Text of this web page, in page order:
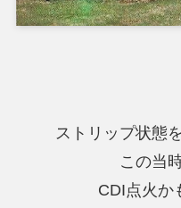
ストリップ状態
この当
CDI点火か